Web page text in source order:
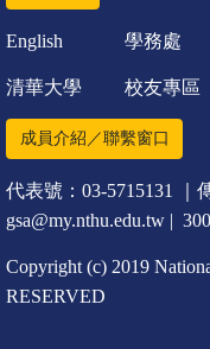
English 學務處
清華大學 校友專區
成員介紹／聯繫窗口
代表號：03-5715131 ｜
gsa@my.nthu.edu.tw |
Copyright (c) 2019
RESERVED